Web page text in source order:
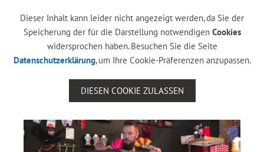
Dieser Inhalt kann leider nicht angezeigt werden, da Sie der
Speicherung der für die Darstellung notwendigen Cookies
widersprochen haben. Besuchen Sie die Seite
Datenschutzerklärung, um Ihre Cookie-Präferenzen anzupassen.
DIESEN COOKIE ZULASSEN